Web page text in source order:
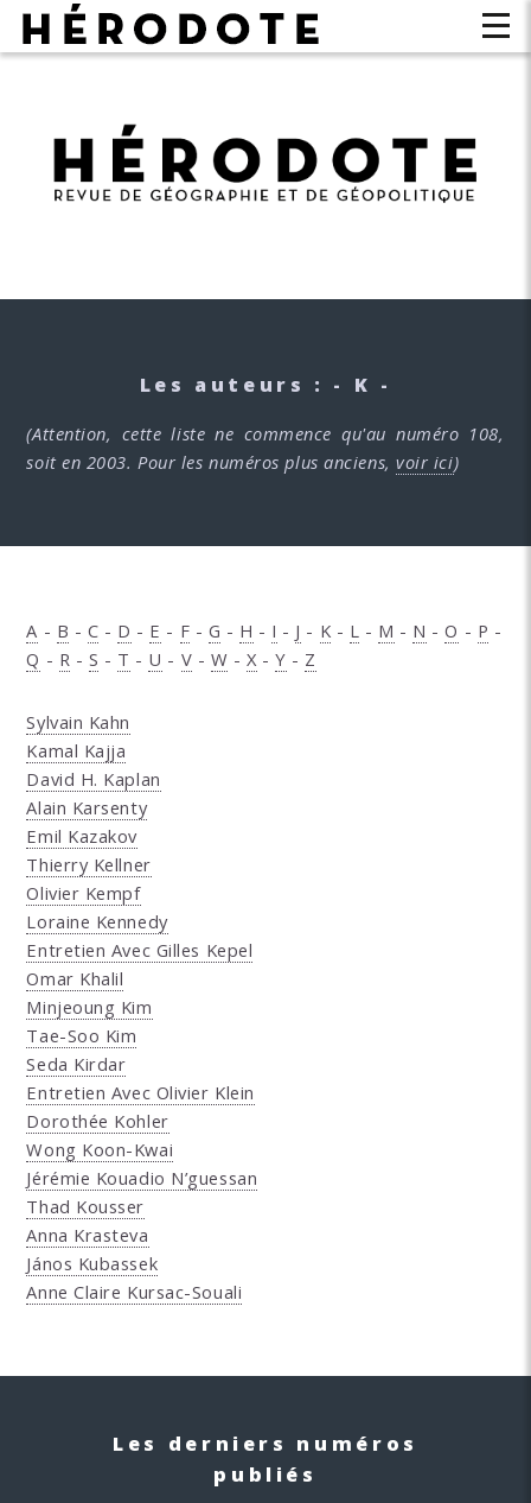
Les auteurs : - K -
(Attention, cette liste ne commence qu'au numéro 108,
soit en 2003. Pour les numéros plus anciens,voir ici)
A - B - C - D - E - F - G - H - I - J - K - L - M - N -O - P -
Q - R - S - T - U - V - W - X -Y - Z
Sylvain Kahn
Kamal Kajja
David H. Kaplan
Alain Karsenty
Emil Kazakov
Thierry Kellner
Olivier Kempf
Loraine Kennedy
Entretien Avec Gilles Kepel
Omar Khalil
Minjeoung Kim
Tae-Soo Kim
Seda Kirdar
Entretien Avec Olivier Klein
Dorothée Kohler
Wong Koon-Kwai
Jérémie Kouadio N’guessan
Thad Kousser
Anna Krasteva
János Kubassek
Anne Claire Kursac-Souali
Les derniers numéros
publiés